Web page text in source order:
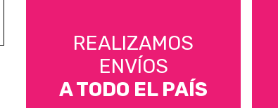
REALIZAMOS
ENVÍOS
A TODO EL PAÍS